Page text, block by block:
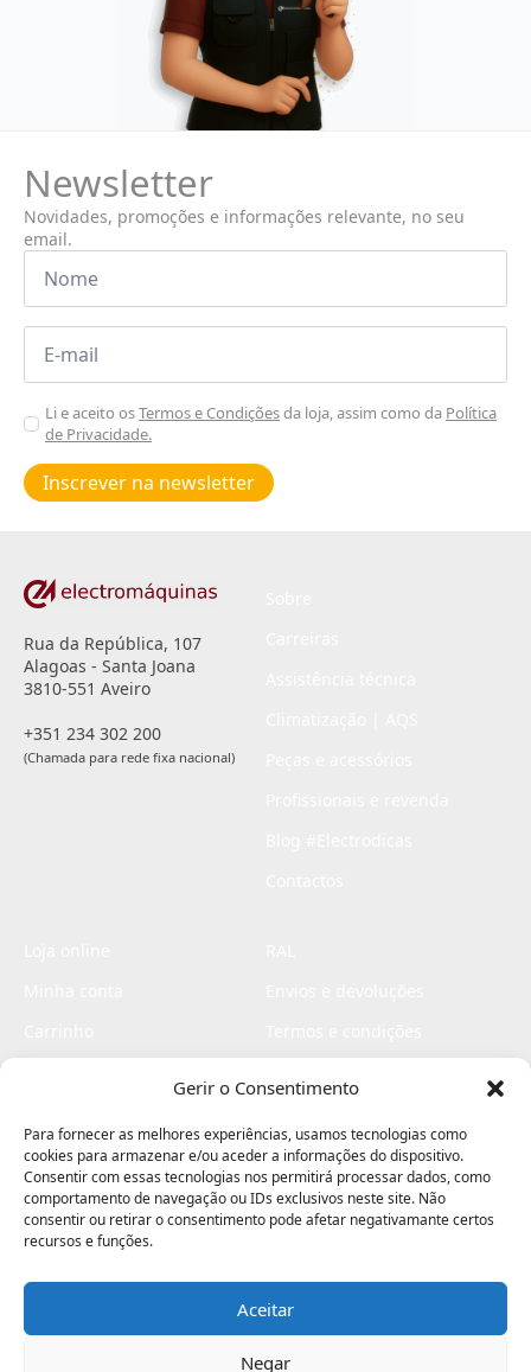
Gerir o Consentimento
Para fornecer as melhores experiências, usamos tecnologias como
cookies para armazenar e/ou aceder a informações do dispositivo.
Consentir com essas tecnologias nos permitirá processar dados, como
comportamento de navegação ou IDs exclusivos neste site. Não
consentir ou retirar o consentimento pode afetar negativamante certos
recursos e funções.
Aceitar
Negar
Newsletter
Novidades, promoções e informações relevante, no seu
email.
Nome
Email
Aceitar
Poiticas
de
privacidade
Li e aceito osTermos e Condiçõesda loja, assim como da Política
de Privacidade.
Inscrever na newsletter
Rua da República, 107
Alagoas - Santa Joana
3810-551 Aveiro
+351 234 302 200
(Chamada para rede fixa nacional)
Livro de elogios
Electromaquinas ©2026
contágio - agência criativa